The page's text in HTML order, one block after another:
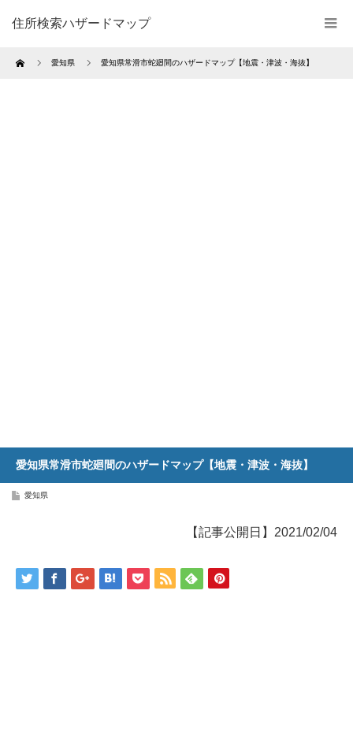
住所検索ハザードマップ
Home 愛知県 愛知県常滑市蛇廻間のハザードマップ【地震・津波・海抜】
愛知県常滑市蛇廻間のハザードマップ【地震・津波・海抜】
愛知県
【記事公開日】2021/02/04